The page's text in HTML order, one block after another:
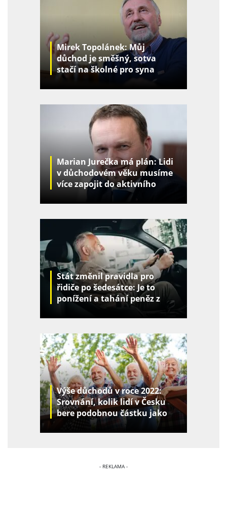
Mirek Topolánek: Můj
důchod je směšný, sotva
stačí na školné pro syna
Marian Jurečka má plán: Lidi
v důchodovém věku musíme
více zapojit do aktivního
Stát změnil pravidla pro
řidiče po šedesátce: Je to
ponížení a tahání peněz z
Výše důchodů v roce 2022:
Srovnání, kolik lidí v Česku
bere podobnou částku jako